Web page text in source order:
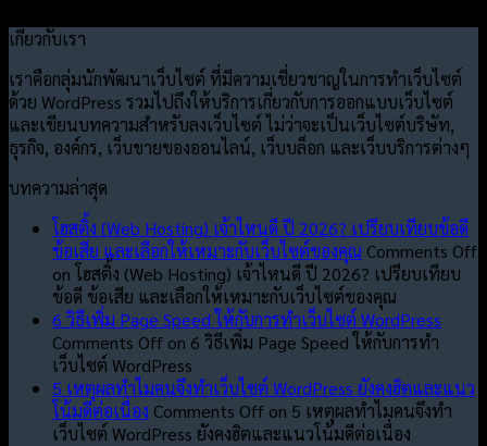
เกี่ยวกับเรา
เราคือกลุ่มนักพัฒนาเว็บไซต์ ที่มีความเชี่ยวชาญในการทำเว็บไซต์
ด้วย WordPress รวมไปถึงให้บริการเกี่ยวกับการออกแบบเว็บไซต์
และเขียนบทความสำหรับลงเว็บไซต์ ไม่ว่าจะเป็นเว็บไซต์บริษัท,
ธุรกิจ, องค์กร, เว็บขายของออนไลน์, เว็บบล็อก และเว็บบริการต่างๆ
บทความล่าสุด
โฮสติ้ง (Web Hosting) เจ้าไหนดี ปี 2026? เปรียบเทียบข้อดี
ข้อเสีย และเลือกให้เหมาะกับเว็บไซต์ของคุณ Comments Off
on โฮสติ้ง (Web Hosting) เจ้าไหนดี ปี 2026? เปรียบเทียบ
ข้อดี ข้อเสีย และเลือกให้เหมาะกับเว็บไซต์ของคุณ
6 วิธีเพิ่ม Page Speed ให้กับการทำเว็บไซต์ WordPress
Comments Off on 6 วิธีเพิ่ม Page Speed ให้กับการทำ
เว็บไซต์ WordPress
5 เหตุผลทำไมคนจึงทำเว็บไซต์ WordPress ยังคงฮิตและแนว
โน้มดีต่อเนื่อง Comments Off on 5 เหตุผลทำไมคนจึงทำ
เว็บไซต์ WordPress ยังคงฮิตและแนวโน้มดีต่อเนื่อง